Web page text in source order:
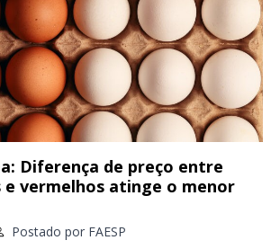
Diferença de preço entre
e vermelhos atinge o menor
Postado por FAESP